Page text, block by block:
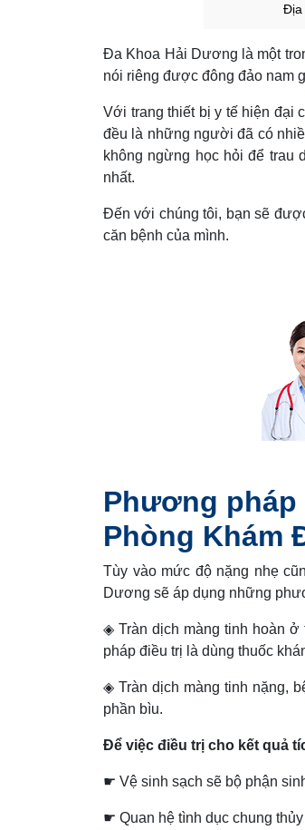
Địa
Đa Khoa Hải Dương là một
nói riêng được đông đảo nam
Với trang thiết bị y tế hiện đại
đều là những người đã có
không ngừng học hỏi để trau
nhất.
Đến với chúng tôi, bạn sẽ
căn bệnh của mình.
Phương
Phòng Khám
Tùy vào mức độ nặng nhẹ
Dương sẽ áp dụng những
◈ Tràn dịch màng tinh hoàn
pháp điều trị là dùng thuốc
◈ Tràn dịch màng tinh nặng,
phần bìu.
Để việc điều trị cho kết quả
☛ Vệ sinh sạch sẽ bộ phận
☛ Quan hệ tình dục chung